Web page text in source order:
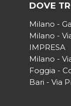
DOVE
Milano -
Milano -
IMPRESA
Milano -
Foggia -
Bari - Via